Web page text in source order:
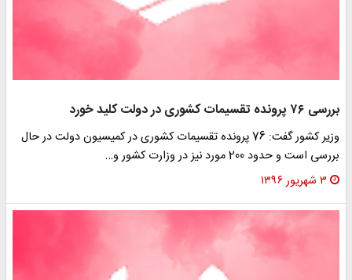
بررسی ۷۶ پرونده تقسیمات کشوری در دولت کلید خورد
وزیر کشور گفت: 76 پرونده تقسیمات کشوری در کمیسیون دولت در حال
بررسی است و حدود 200 مورد نیز در وزارت کشور و…
۳ شهریور ۱۳۹۶